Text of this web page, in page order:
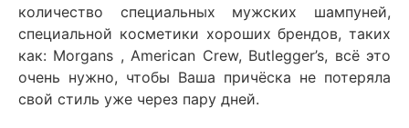
количество специальных мужских шампуней,
специальной косметики хороших брендов, таких
как: Morgans , American Crew, Butlegger’s, всё это
очень нужно, чтобы Ваша причёска не потеряла
свой стиль уже через пару дней.